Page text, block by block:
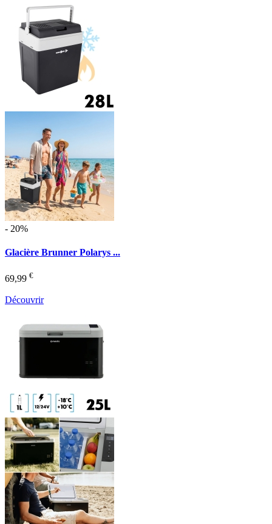
- 20%
Glacière Brunner Polarys ...
69,99 €
Découvrir